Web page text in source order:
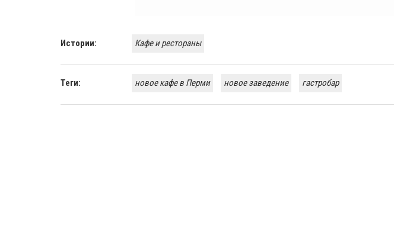
Истории: Кафе и рестораны
Теги: новое кафе в Перми новое заведение гастробар